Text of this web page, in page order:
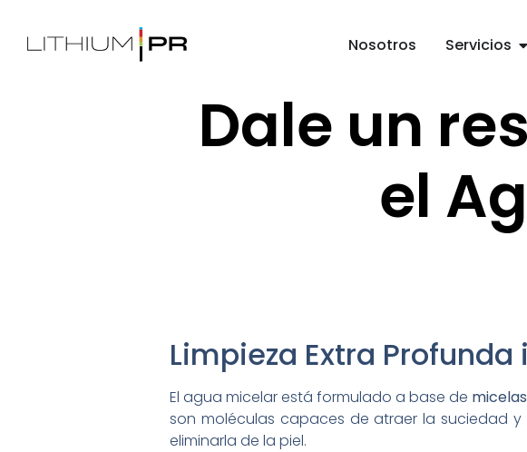
Nosotros Servicios
Dale un
el
Limpieza Extra
El agua micelar está formulado a base de micelas
son moléculas capaces de atraer la suciedad
eliminarla de la piel.